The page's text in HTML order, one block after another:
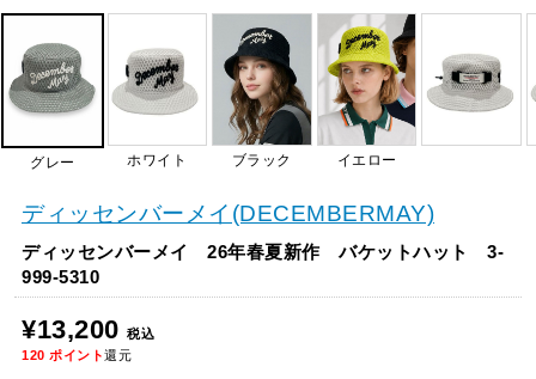
グレー ホワイト ブラック イエロー
ディッセンバーメイ(DECEMBERMAY)
ディッセンバーメイ 26年春夏新作 バケットハット 3-
999-5310
¥13,200 税込
120 ポイント還元